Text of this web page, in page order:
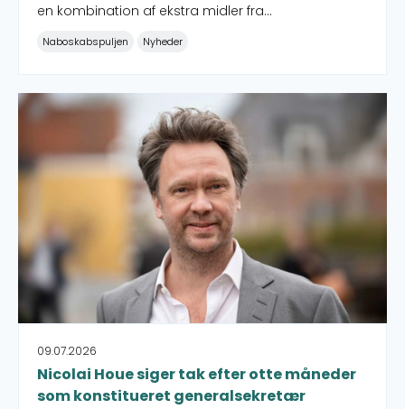
en kombination af ekstra midler fra
hensættelse af midler.
Naboskabspuljen Nyheder
09.07.2026
Nicolai Houe siger tak efter otte måneder
som konstitueret generalsekretær
Nicolai Houe siger tak efter otte måneder som